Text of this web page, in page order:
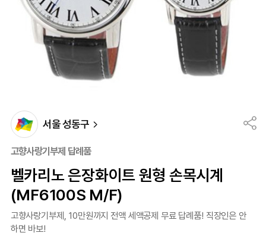
서울 성동구
고향사랑기부제 답례품
벨카리노 은장화이트 원형 손목시계
(MF6100S M/F)
고향사랑기부제, 10만원까지 전액 세액공제 무료 답례품! 직장인은 안
하면 바보!